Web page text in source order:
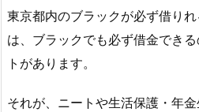
東京都内のブラックが必ず借り
は、ブラックでも必ず借金でき
トがあります。
それが、ニートや生活保護・年